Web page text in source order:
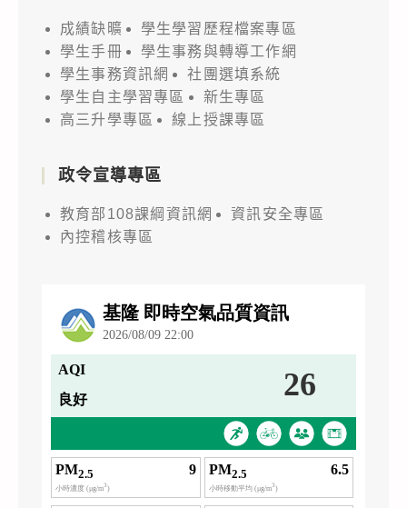
成績缺曠
學生學習歷程檔案專區
學生手冊
學生事務與轉導工作網
學生事務資訊網
社團選填系統
學生自主學習專區
新生專區
高三升學專區
線上授課專區
政令宣導專區
教育部108課綱資訊網
資訊安全專區
內控稽核專區